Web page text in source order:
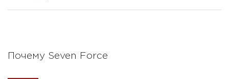
Почему Seven Force